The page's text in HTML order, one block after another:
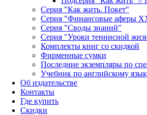
Серия "Как жить. Покет"
Серия "Финансовые аферы
Серия "Своды знаний"
Серия "Уроки теннисной
Комплекты книг со скидкой
Фирменные сумки
Последние экземпляры по
Учебник по английскому
Об издательстве
Контакты
Где купить
Скидки